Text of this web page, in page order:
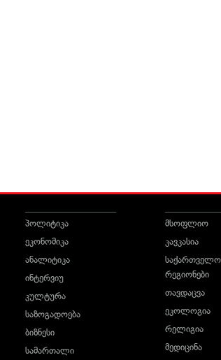
პოლიტიკა
ეკონომიკა
ანალიტიკა
ინტერვიუ
კულტურა
საზოგადოება
ბიზნესი
სამართალი
მსოფლიო
კავკასია
რეგიონები
თავდაცვა
ეკოლოგია
რელიგია
მედიცინა